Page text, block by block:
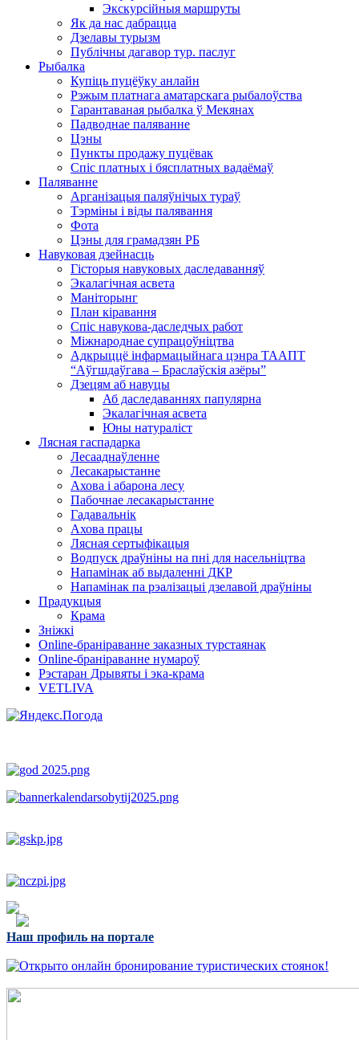
Экскурсійныя маршруты
Як да нас дабрацца
Дзелавы турызм
Публічны дагавор тур. паслуг
Рыбалка
Купіць пуцёўку анлайн
Рэжым платнага аматарскага рыбалоўства
Гарантаваная рыбалка ў Мекянах
Падводнае паляванне
Цэны
Пункты продажу пуцёвак
Спіс платных і бясплатных вадаёмаў
Паляванне
Арганізацыя паляўнічых тураў
Тэрміны і віды палявання
Фота
Цэны для грамадзян РБ
Навуковая дзейнасць
Гісторыя навуковых даследаванняў
Экалагічная асвета
Маніторынг
План кіравання
Спіс навукова-даследчых работ
Міжнароднае супрацоўніцтва
Адкрыццё інфармацыйнага цэнра ТААПТ
“Аўгшдаўгава – Браслаўскія азёры”
Дзецям аб навуцы
Аб даследаваннях папулярна
Экалагічная асвета
Юны натураліст
Лясная гаспадарка
Лесааднаўленне
Лесакарыстанне
Ахова і абарона лесу
Пабочнае лесакарыстанне
Гадавальнік
Ахова працы
Лясная сертыфікацыя
Водпуск драўніны на пні для насельніцтва
Напамінак аб выдаленні ДКР
Напамінак па рэалізацыі дзелавой драўніны
Прадукцыя
Крама
Зніжкі
Оnline-бранiраванне заказных турстаянак
Оnline-бранiраванне нумароў
Рэстаран Дрывяты і эка-крама
VETLIVA
Наш профиль на портале